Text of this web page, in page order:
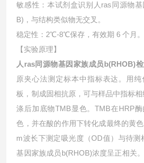
敏感性：本试剂盒识别人ras同源物
B)，与结构类似物无交叉。
稳定性：2℃-8℃保存，有效期 6 个月。
【实验原理】
人ras同源物基因家族成员b(RHOB)
原夹心法测定标本中指标表达。用
板，制成固相抗原，可与样品中指标
涤后加底物TMB显色。TMB在HRP
色，并在酸的作用下转化成最终的黄
m波长下测定吸光度（OD值）与待测
基因家族成员b(RHOB)浓度呈正相关